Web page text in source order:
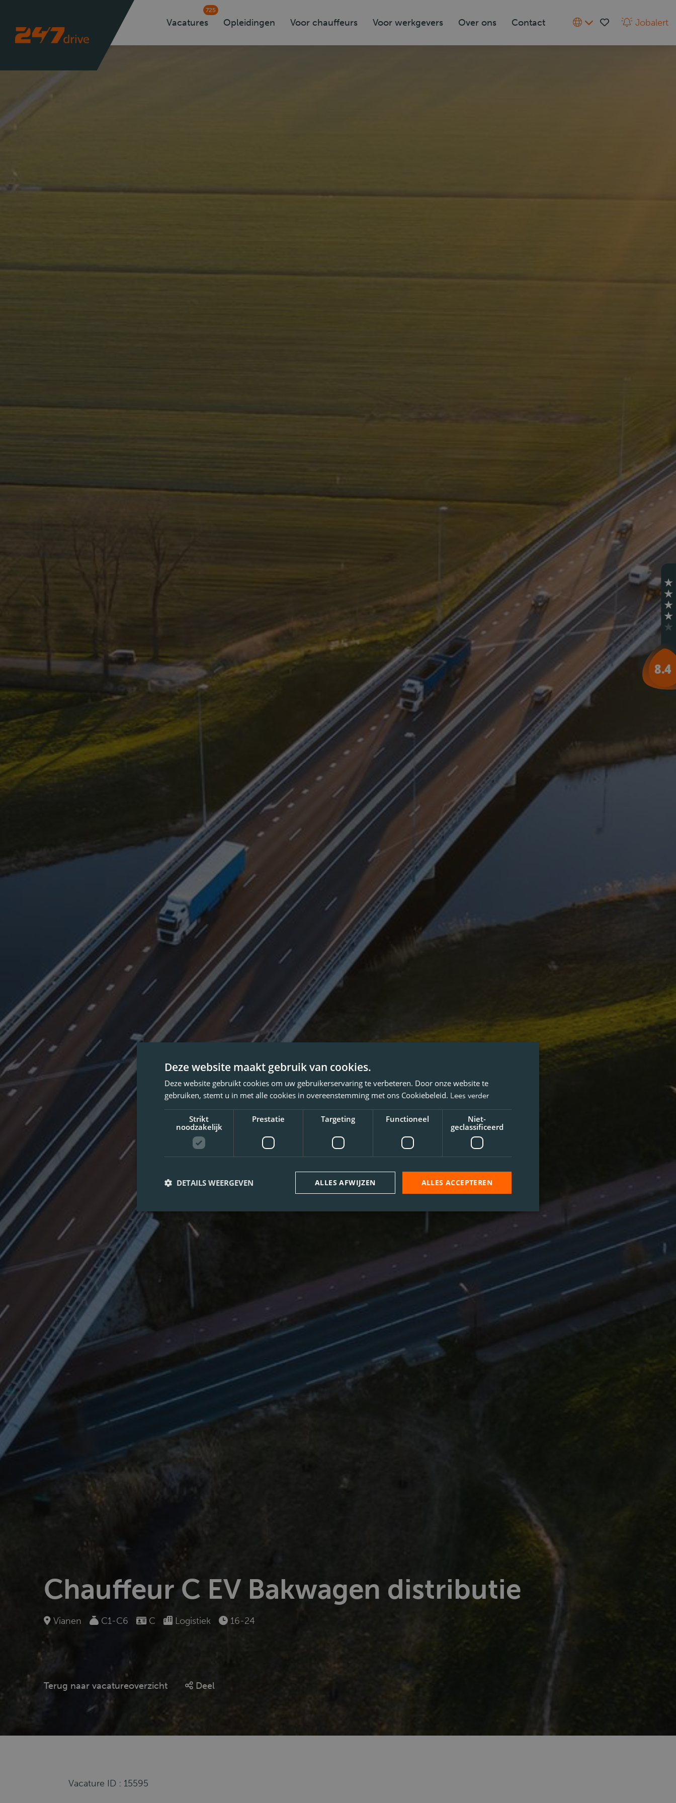
Vacatures
725
Opleidingen Voor chauffeurs Voor werkgevers Over ons Contact Jobalert
Chauffeur C EV Bakwagen distributie
Vianen C1-C6 C Logistiek 16-24
Terug naar vacatureoverzicht Deel
Vacature ID : 15595
Deze website maakt gebruik van cookies.
Deze website gebruikt cookies om uw gebruikerservaring te verbeteren. Door onze website te
gebruiken, stemt u in met alle cookies in overeenstemming met ons Cookiebeleid. Lees verder
Strikt
noodzakelijk
Prestatie Targeting Functioneel
Niet-
geclassificeerd
ALLES ACCEPTEREN
ALLES AFWIJZEN
DETAILS WEERGEVEN